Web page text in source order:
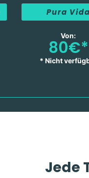
Pura Vida
Von:
80€*
* Nicht
Jede